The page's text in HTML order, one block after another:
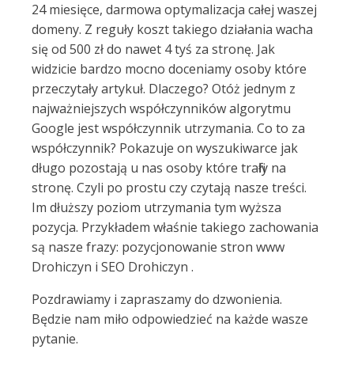
24 miesięce, darmowa optymalizacja całej waszej
domeny. Z reguły koszt takiego działania wacha
się od 500 zł do nawet 4 tyś za stronę. Jak
widzicie bardzo mocno doceniamy osoby które
przeczytały artykuł. Dlaczego? Otóż jednym z
najważniejszych współczynników algorytmu
Google jest współczynnik utrzymania. Co to za
współczynnik? Pokazuje on wyszukiwarce jak
długo pozostają u nas osoby które trafiły na
stronę. Czyli po prostu czy czytają nasze treści.
Im dłuższy poziom utrzymania tym wyższa
pozycja. Przykładem właśnie takiego zachowania
są nasze frazy: pozycjonowanie stron www
Drohiczyn i SEO Drohiczyn .
Pozdrawiamy i zapraszamy do dzwonienia.
Będzie nam miło odpowiedzieć na każde wasze
pytanie.